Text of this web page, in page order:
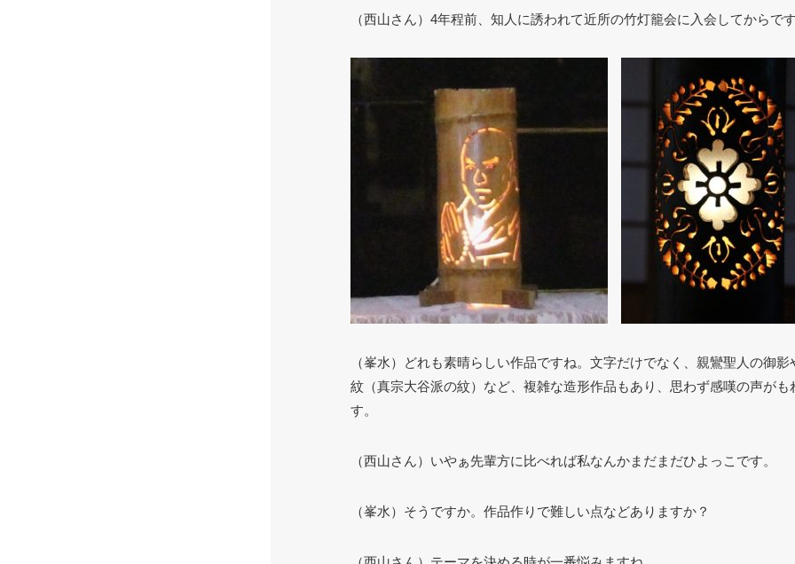
（西山さん）4年程前、知人に誘われて近所の竹灯籠会に入会してからで
（峯水）どれも素晴らしい作品ですね。文字だけでなく、親鸞聖人の御影
紋（真宗大谷派の紋）など、複雑な造形作品もあり、思わず感嘆の声がも
す。
（西山さん）いやぁ先輩方に比べれば私なんかまだまだひよっこです。
（峯水）そうですか。作品作りで難しい点などありますか？